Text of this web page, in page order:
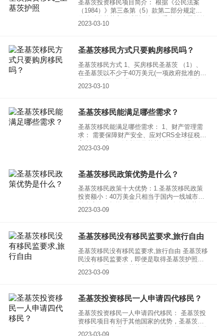
圣基茨投资移民项目简介： 根据《公民法案
（1984）》第三条第（5）款第二部分规定，
外国人授予圣基茨和尼维斯联邦公民权。申请
2023-03-10
圣基茨移民方式只要购房移民吗？
圣基茨移民方式 1、买房移民圣基茨 （1）、
在圣基茨以不少于40万美元(一项政府批准的物
出售五年。如果你不在本地居住，你可选择在
2023-03-10
圣基茨移民能满足哪些需求？
圣基茨移民能满足哪些需求： 1、财产管理需
求： 需要保障财产安全、应对CRS全球征税的
球资产配置、传承财富，同时享受税务天堂的
2023-03-09
圣基茨移民政策优势是什么？
圣基茨移民政策十大优势：1.圣基茨移民政策
投资额小：40万美金只相当于国内一线城市的
5%的回报。
2023-03-09
圣基茨移民没有移民监要求,旅行自由
圣基茨移民没有移民监要求,旅行自由 圣基茨移
民没有移民监要求，即便是取得圣基茨护照之
国内的生活和事业。
2023-03-09
圣基茨投资移民一人申请四代移民？
圣基茨投资移民一人申请四代移民： 圣基茨投
资移民项目有别于其他国家的优势，圣基茨投
2023-03-09